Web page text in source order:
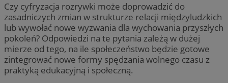
Czy cyfryzacja rozrywki może doprowadzić do
zasadniczych zmian w strukturze relacji międzyludzkich
lub wywołać nowe wyzwania dla wychowania przyszłych
pokoleń? Odpowiedzi na te pytania zależą w dużej
mierze od tego, na ile społeczeństwo będzie gotowe
zintegrować nowe formy spędzania wolnego czasu z
praktyką edukacyjną i społeczną.